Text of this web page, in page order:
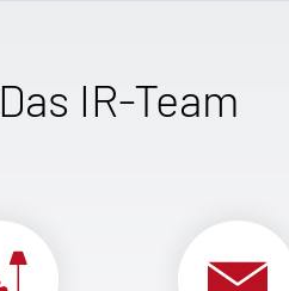
Das IR-Team